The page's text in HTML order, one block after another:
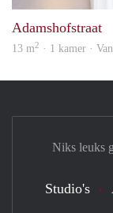
Adamshofstraat
13 m2 · 1 kamer ·
Niks leuks
Studio's